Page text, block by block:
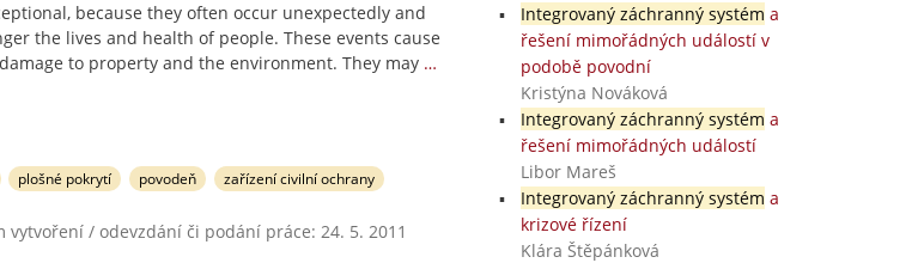
because they often occur unexpectedly and
the lives and health of people. These events cause
to property and the environment. They may …
plošné pokrytí povodeň zařízení civilní ochrany
vytvoření / odevzdání či podání práce: 24. 5. 2011
Integrovaný záchranný systém a
řešení mimořádných událostí v
podobě povodní
Kristýna Nováková
Integrovaný záchranný systém a
řešení mimořádných událostí
Libor Mareš
Integrovaný záchranný systém a
krizové řízení
Klára Štěpánková